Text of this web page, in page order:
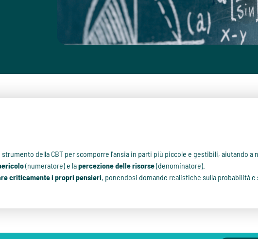
strumento della CBT per scomporre l'ansia in parti più piccole e gestibili, aiutando
(numeratore) e lapercezione delle risorse(denominatore).
criticamente i propri pensieri, ponendosi domande realistiche sulla probabilità e